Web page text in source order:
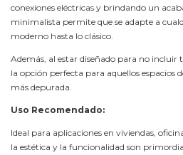
conexiones eléctricas y brindando un
minimalista permite que se adapte a
moderno hasta lo clásico.
Además, al estar diseñado para no incluir
la opción perfecta para aquellos espacios
más depurada.
Uso Recomendado:
Ideal para aplicaciones en viviendas,
la estética y la funcionalidad son